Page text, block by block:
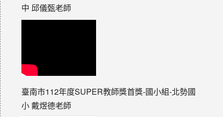
中 邱儀甄老師
臺南市112年度SUPER教師獎首獎-國小組-北勢國
小 戴煜德老師